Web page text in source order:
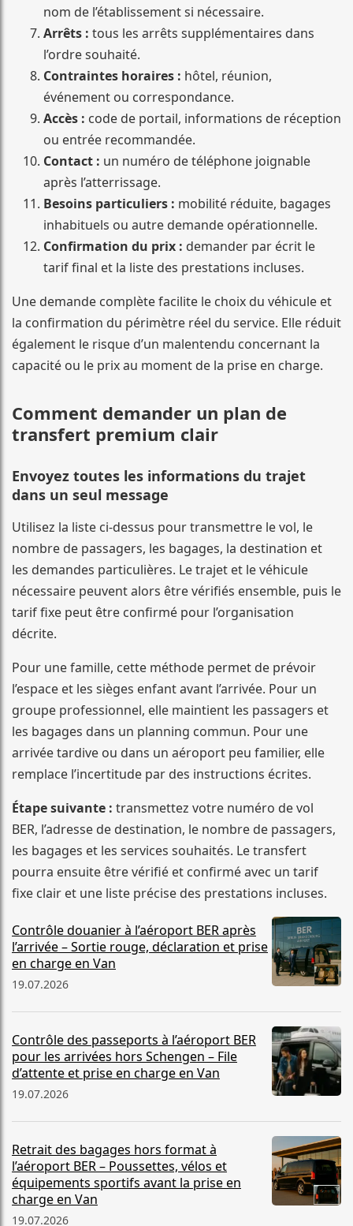
nom de l’établissement si nécessaire.
Arrêts : tous les arrêts supplémentaires dans
l’ordre souhaité.
Contraintes horaires : hôtel, réunion,
événement ou correspondance.
Accès : code de portail, informations de réception
ou entrée recommandée.
Contact : un numéro de téléphone joignable
après l’atterrissage.
Besoins particuliers : mobilité réduite, bagages
inhabituels ou autre demande opérationnelle.
Confirmation du prix : demander par écrit le
tarif final et la liste des prestations incluses.
Une demande complète facilite le choix du véhicule et
la confirmation du périmètre réel du service. Elle réduit
également le risque d’un malentendu concernant la
capacité ou le prix au moment de la prise en charge.
Comment demander un plan de
transfert premium clair
Envoyez toutes les informations du trajet
dans un seul message
Utilisez la liste ci-dessus pour transmettre le vol, le
nombre de passagers, les bagages, la destination et
les demandes particulières. Le trajet et le véhicule
nécessaire peuvent alors être vérifiés ensemble, puis le
tarif fixe peut être confirmé pour l’organisation
décrite.
Pour une famille, cette méthode permet de prévoir
l’espace et les sièges enfant avant l’arrivée. Pour un
groupe professionnel, elle maintient les passagers et
les bagages dans un planning commun. Pour une
arrivée tardive ou dans un aéroport peu familier, elle
remplace l’incertitude par des instructions écrites.
Étape suivante : transmettez votre numéro de vol
BER, l’adresse de destination, le nombre de passagers,
les bagages et les services souhaités. Le transfert
pourra ensuite être vérifié et confirmé avec un tarif
fixe clair et une liste précise des prestations incluses.
Contrôle douanier à l’aéroport BER après
l’arrivée – Sortie rouge, déclaration et prise
en charge en Van
19.07.2026
Contrôle des passeports à l’aéroport BER
pour les arrivées hors Schengen – File
d’attente et prise en charge en Van
19.07.2026
Retrait des bagages hors format à
l’aéroport BER – Poussettes, vélos et
équipements sportifs avant la prise en
charge en Van
19.07.2026